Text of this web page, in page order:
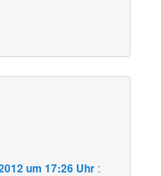
um 17:26 Uhr :